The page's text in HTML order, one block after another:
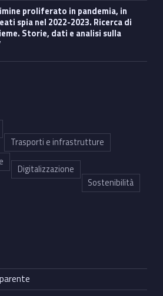
spia nel 2022-2023. Ricerca di
Storie, dati e analisi sulla
Trasporti e infrastrutture
Digitalizzazione
Sostenibilità